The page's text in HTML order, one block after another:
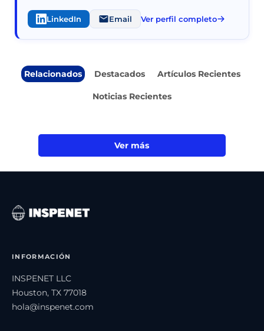
LinkedIn Email Ver perfil completo
Relacionados Destacados Artículos Recientes
Noticias Recientes
Ver más
INFORMACIÓN
INSPENET LLC
Houston, TX 77018
hola@inspenet.com